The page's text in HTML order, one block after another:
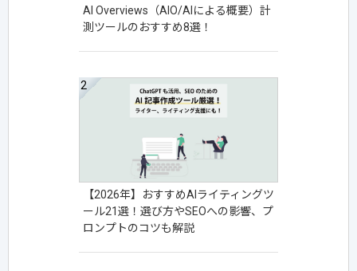
AI Overviews（AIO/AIによる概要）計
測ツールのおすすめ8選！
【2026年】おすすめAIライティングツ
ール21選！選び方やSEOへの影響、プ
ロンプトのコツも解説